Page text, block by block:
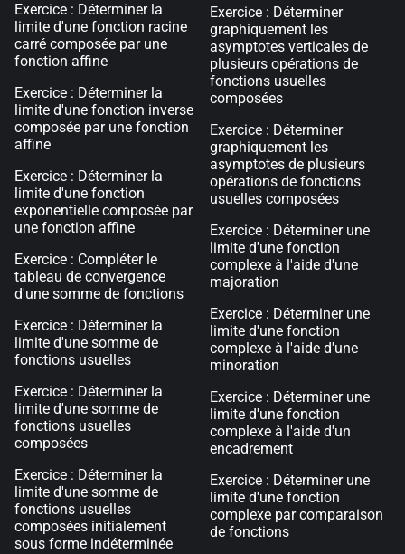
Exercice : Déterminer la
limite d'une fonction racine
carré composée par une
fonction affine
Exercice : Déterminer la
limite d'une fonction inverse
composée par une fonction
affine
Exercice : Déterminer la
limite d'une fonction
exponentielle composée par
une fonction affine
Exercice : Compléter le
tableau de convergence
d'une somme de fonctions
Exercice : Déterminer la
limite d'une somme de
fonctions usuelles
Exercice : Déterminer la
limite d'une somme de
fonctions usuelles
composées
Exercice : Déterminer la
limite d'une somme de
fonctions usuelles
composées initialement
sous forme indéterminée
Exercice : Déterminer
graphiquement les
asymptotes verticales de
plusieurs opérations de
fonctions usuelles
composées
Exercice : Déterminer
graphiquement les
asymptotes de plusieurs
opérations de fonctions
usuelles composées
Exercice : Déterminer une
limite d'une fonction
complexe à l'aide d'une
majoration
Exercice : Déterminer une
limite d'une fonction
complexe à l'aide d'une
minoration
Exercice : Déterminer une
limite d'une fonction
complexe à l'aide d'un
encadrement
Exercice : Déterminer une
limite d'une fonction
complexe par comparaison
de fonctions